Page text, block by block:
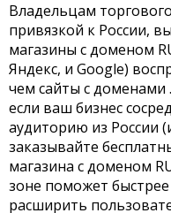
Владельцам
привязкой к России,
магазины с доменом
Яндекс, и Google)
чем сайты с доменами
если ваш бизнес
аудиторию из России
заказывайте
магазина с доменом
зоне поможет
расширить